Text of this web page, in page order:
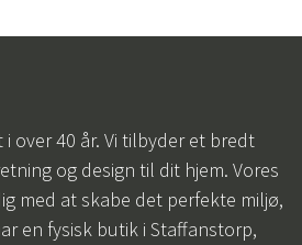
over 40 år. Vi tilbyder et bredt
og design til dit hjem. Vores
med at skabe det perfekte miljø,
en fysisk butik i Staffanstorp,